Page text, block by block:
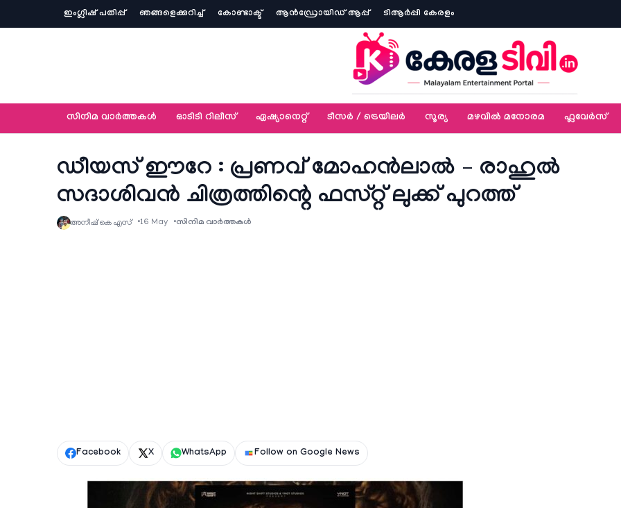
ഇംഗ്ലീഷ് പതിപ്പ് ഞങ്ങളെക്കുറിച്ച്‌ കോണ്ടാക്ട് ആൻഡ്രോയിഡ് ആപ്പ് ടിആര്‍പ്പി കേരളം
സിനിമ വാര്‍ത്തകള്‍ ഓടിടി റിലീസ് ഏഷ്യാനെറ്റ്‌ ടീസര്‍ / ട്രെയിലര്‍ സൂര്യ മഴവിൽ മനോരമ ഫ്ലവേര്‍സ്
ഡീയസ് ഈറേ : പ്രണവ് മോഹൻലാൽ – രാഹുൽ
സദാശിവൻ ചിത്രത്തിന്റെ ഫസ്റ്റ് ലുക്ക് പുറത്ത്
അനീഷ്‌ കെ എസ് 16 May സിനിമ വാര്‍ത്തകള്‍
Facebook X WhatsApp Follow on Google News